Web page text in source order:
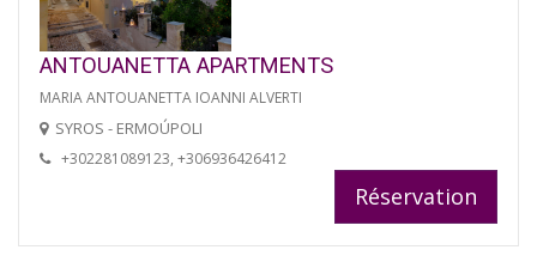
ANTOUANETTA APARTMENTS
MARIA ANTOUANETTA IOANNI ALVERTI
SYROS - ERMOÚPOLI
+302281089123, +306936426412
Réservation